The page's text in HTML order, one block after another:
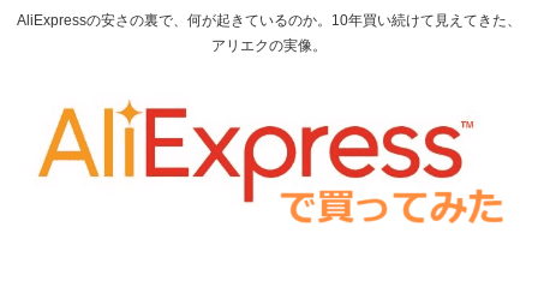
AliExpressの安さの裏で、何が起きているのか。10年買い続けて見えてきた、
アリエクの実像。